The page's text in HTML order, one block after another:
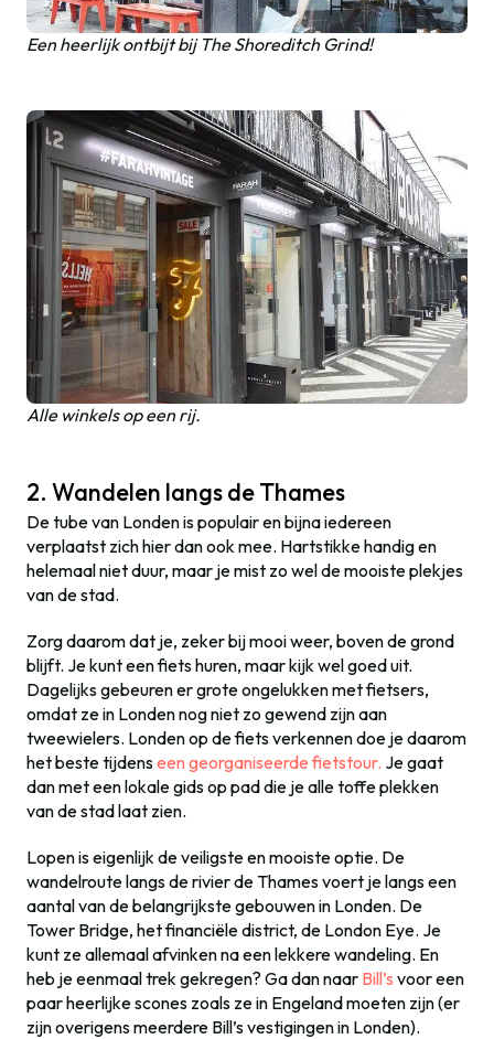
Een heerlijk ontbijt bij The Shoreditch Grind!
Alle winkels op een rij.
2. Wandelen langs de Thames
De tube van Londen is populair en bijna iedereen
verplaatst zich hier dan ook mee. Hartstikke handig en
helemaal niet duur, maar je mist zo wel de mooiste plekjes
van de stad.
Zorg daarom dat je, zeker bij mooi weer, boven de grond
blijft. Je kunt een fiets huren, maar kijk wel goed uit.
Dagelijks gebeuren er grote ongelukken met fietsers,
omdat ze in Londen nog niet zo gewend zijn aan
tweewielers. Londen op de fiets verkennen doe je daarom
het beste tijdenseen georganiseerde fietstour. Je gaat
dan met een lokale gids op pad die je alle toffe plekken
van de stad laat zien.
Lopen is eigenlijk de veiligste en mooiste optie. De
wandelroute langs de rivier de Thames voert je langs een
aantal van de belangrijkste gebouwen in Londen. De
Tower Bridge, het financiële district, de London Eye. Je
kunt ze allemaal afvinken na een lekkere wandeling. En
heb je eenmaal trek gekregen? Ga dan naar Bill’s voor een
paar heerlijke scones zoals ze in Engeland moeten zijn (er
zijn overigens meerdere Bill’s vestigingen in Londen).